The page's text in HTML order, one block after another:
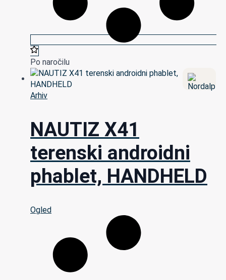
Po naročilu
Arhiv
NAUTIZ X41
terenski androidni
phablet, HANDHELD
Ogled